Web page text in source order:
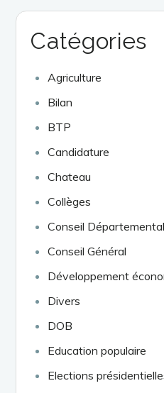
Catégories
Agriculture
Bilan
BTP
Candidature
Chateau
Collèges
Conseil Départemental
Conseil Général
Développement
Divers
DOB
Education populaire
Elections